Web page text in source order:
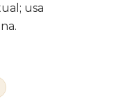
usa